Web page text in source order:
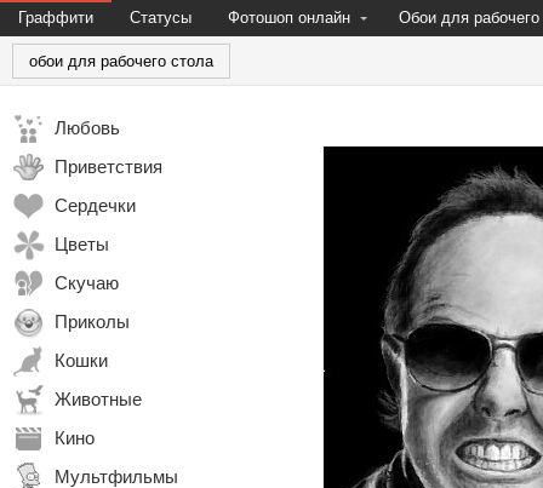
Граффити Статусы Фотошоп онлайн Обои для рабочего
обои для рабочего стола
Любовь
Приветствия
Сердечки
Цветы
Скучаю
Приколы
Кошки
Животные
Кино
Мультфильмы